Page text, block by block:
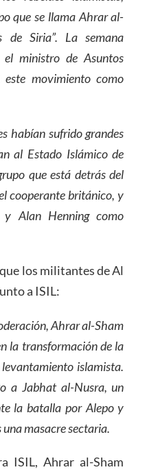
que se llama Ahrar al-
de Siria”. La semana
ministro de Asuntos
movimiento como
habían sufrido grandes
al Estado Islámico de
que está detrás del
cooperante británico, y
Alan Henning como
los militantes de Al
a ISIL:
Ahrar al-Sham
la transformación de la
islamista.
a Jabhat al-Nusra, un
la batalla por Alepo y
masacre sectaria.
ISIL, Ahrar al-Sham